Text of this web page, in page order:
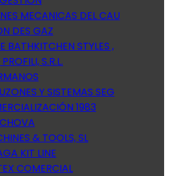
MECANICAS DEL CAU
DES GAZ
BATHKITCHEN STYLES ,
S.R.L.
Y SISTEMAS SEG
1983
& TOOLS, SL
KIT LINE
COMERCIAL